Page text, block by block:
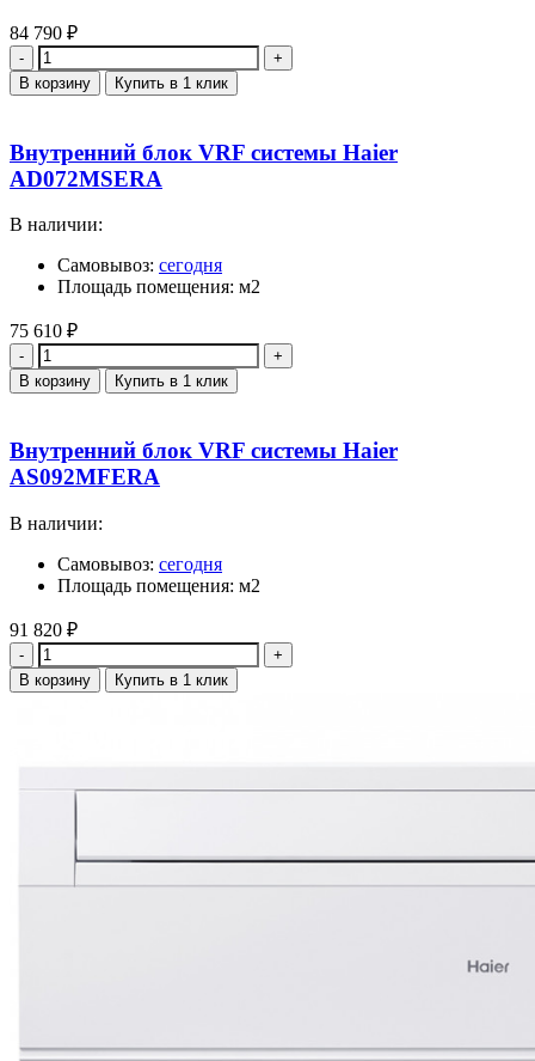
84 790 ₽
Количество
В корзину Купить в 1 клик
Внутренний блок VRF системы Haier
AD072MSERA
В наличии:
Самовывоз: сегодня
Площадь помещения: м2
75 610 ₽
Количество
В корзину Купить в 1 клик
Внутренний блок VRF системы Haier
AS092MFERA
В наличии:
Самовывоз: сегодня
Площадь помещения: м2
91 820 ₽
Количество
В корзину Купить в 1 клик